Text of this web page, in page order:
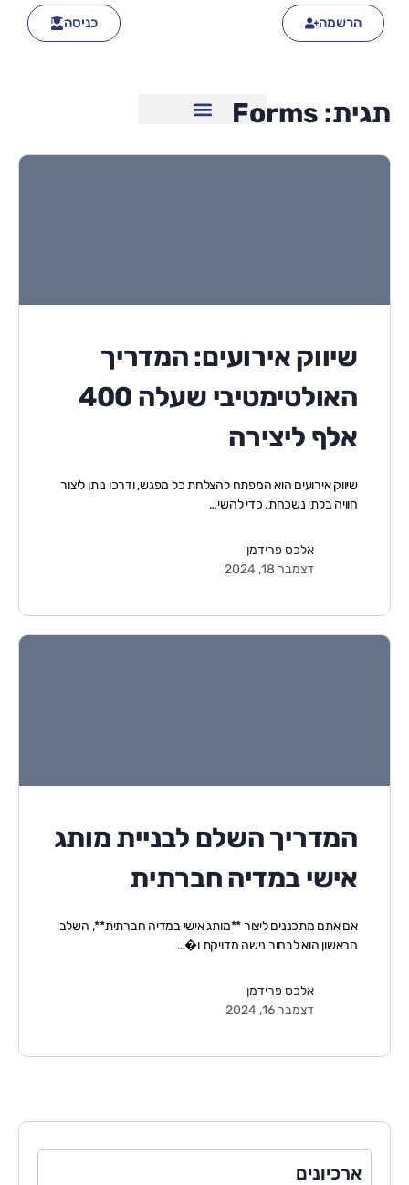
הרשמה כניסה
תגית: Forms
שיווק אירועים: המדריך
האולטימטיבי שעלה 400
אלף ליצירה
שיווק אירועים הוא המפתח להצלחת כל מפגש, ודרכו ניתן ליצור
חוויה בלתי נשכחת. כדי להשי…
אלכס פרידמן
דצמבר 18, 2024
המדריך השלם לבניית מותג
אישי במדיה חברתית
אם אתם מתכננים ליצור **מותג אישי במדיה חברתית**, השלב
הראשון הוא לבחור נישה מדויקת ו�…
אלכס פרידמן
דצמבר 16, 2024
ארכיונים